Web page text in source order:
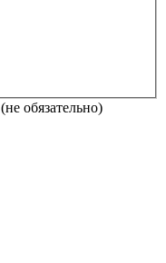
(не обязательно)